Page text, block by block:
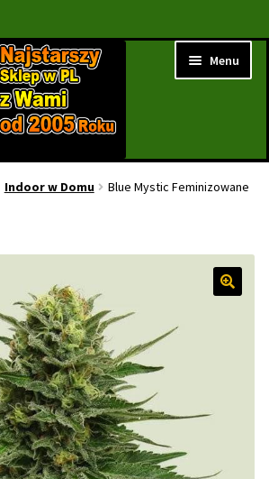
Menu
Indoor w Domu
Blue Mystic Feminizowane